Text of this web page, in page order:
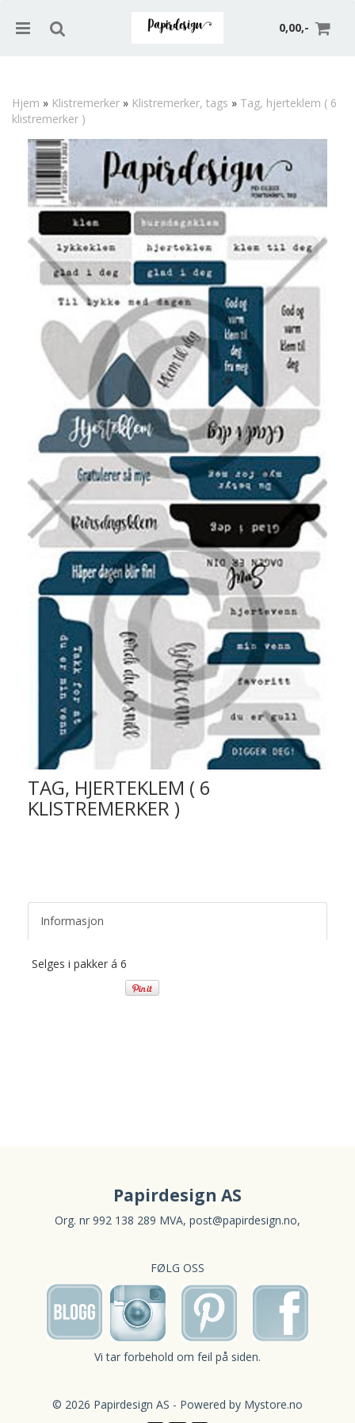
0,00,-
Hjem » Klistremerker » Klistremerker, tags » Tag, hjerteklem ( 6
klistremerker )
TAG, HJERTEKLEM ( 6
KLISTREMERKER )
Informasjon
Selges i pakker á 6
Papirdesign AS
Org. nr 992 138 289 MVA, post@papirdesign.no,
FØLG OSS
Vi tar forbehold om feil på siden.
© 2026 Papirdesign AS - Powered by Mystore.no
Trykk ENTER for å søke